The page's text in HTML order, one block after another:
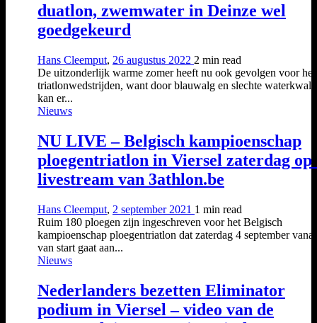
duatlon, zwemwater in Deinze wel
goedgekeurd
Hans Cleemput, 26 augustus 2022 2 min read
De uitzonderlijk warme zomer heeft nu ook gevolgen voor
triatlonwedstrijden, want door blauwalg en slechte
kan er...
Nieuws
NU LIVE – Belgisch kampioenschap
ploegentriatlon in Viersel zaterdag op
livestream van 3athlon.be
Hans Cleemput, 2 september 2021 1 min read
Ruim 180 ploegen zijn ingeschreven voor het Belgisch
kampioenschap ploegentriatlon dat zaterdag 4 september
van start gaat aan...
Nieuws
Nederlanders bezetten Eliminator
podium in Viersel – video van de